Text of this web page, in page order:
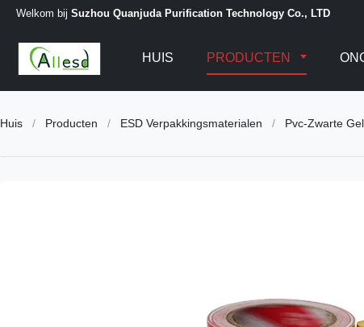
Welkom bij Suzhou Quanjuda Purification Technology Co., LTD
HUIS PRODUCTEN
Huis / Producten / ESD Verpakkingsmaterialen / Pvc-Zwarte